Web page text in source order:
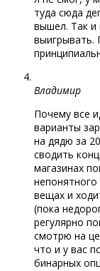
туда сюда
вышел. Так и
выигрывать.
Владимир
Почему все
варианты
на дядю за
сводить
магазинах
вещах и
(пока
регулярно
смотрю на
что и у вас
бинарных